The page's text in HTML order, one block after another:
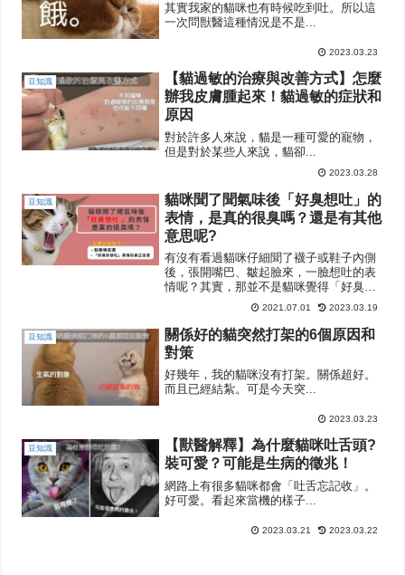
其實我家的貓咪也有時候吃到吐。所以這
一次問獣醫這種情況是不是...
2023.03.23
豆知識
【貓過敏的治療與改善方式】怎麼
辦我皮膚腫起來！貓過敏的症狀和
原因
對於許多人來說，貓是一種可愛的寵物，
但是對於某些人來說，貓卻...
2023.03.28
豆知識
貓咪聞了聞氣味後「好臭想吐」的
表情，是真的很臭嗎？還是有其他
意思呢?
有沒有看過貓咪仔細聞了襪子或鞋子內側
後，張開嘴巴、皺起臉來，一臉想吐的表
情呢？其實，那並不是貓咪覺得「好臭、
好想吐」的意思唷。關於貓咪做出「好
臭、好想吐」表情的真正意涵，本篇將從
以下大兩大方向作介紹：裂唇嗅反應
&「好臭好想吐」表情的真正含意
2021.07.01 2023.03.19
豆知識
關係好的貓突然打架的6個原因和
對策
好幾年，我的貓咪沒有打架。關係超好。
而且已經結紮。可是今天突...
2023.03.23
豆知識
【獸醫解釋】為什麼貓咪吐舌頭?
裝可愛？可能是生病的徵兆！
網路上有很多貓咪都會「吐舌忘記收」。
好可愛。看起來當機的樣子...
2023.03.21 2023.03.22